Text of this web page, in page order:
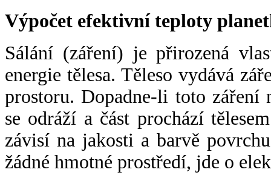
Výpočet efektivní teploty
Sálání (záření) je přirozená
energie tělesa. Těleso vydává
prostoru. Dopadne-li toto záření
se odráží a část prochází
závisí na jakosti a barvě
žádné hmotné prostředí, jde o